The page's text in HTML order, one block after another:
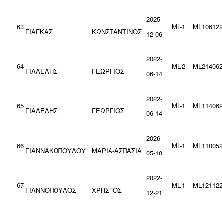
63
ΓΙΑΓΚΑΣ ΚΩΝΣΤΑΝΤΙΝΟΣ
2025-
12-06
ML-1
64
ΓΙΑΛΕΛΗΣ ΓΕΩΡΓΙΟΣ
2022-
06-14
ML-2
65
ΓΙΑΛΕΛΗΣ ΓΕΩΡΓΙΟΣ
2022-
06-14
ML-1
66
ΓΙΑΝΝΑΚΟΠΟΥΛΟΥ ΜΑΡΙΑ-ΑΣΠΑΣΙΑ
2026-
05-10
ML-1
67
ΓΙΑΝΝΟΠΟΥΛΟΣ ΧΡΗΣΤΟΣ
2022-
12-21
ML-1